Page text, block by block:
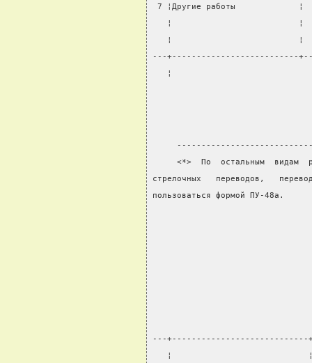
7 ¦Другие работы
¦                          ¦
¦                          ¦
---+--------------------------
   ¦
<*>  По  остальным  видам
стрелочных   переводов,
пользоваться формой ПУ-48а.
---+----------------------------
¦